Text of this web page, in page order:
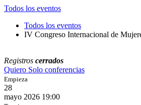
Todos los eventos
Todos los eventos
IV Congreso Internacional de
Registros cerrados
Quiero Solo conferencias
Empieza
28
mayo 2026 19:00